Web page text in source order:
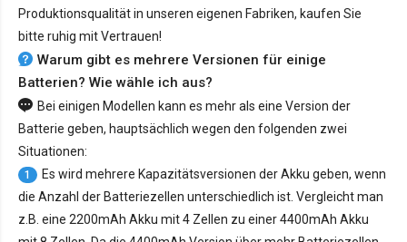
Produktionsqualität in unseren eigenen Fabriken, kaufen Sie
bitte ruhig mit Vertrauen!
Warum gibt es mehrere Versionen für einige
Batterien? Wie wähle ich aus?
Bei einigen Modellen kann es mehr als eine Version der
Batterie geben, hauptsächlich wegen den folgenden zwei
Situationen:
1
Es wird mehrere Kapazitätsversionen der Akku geben, wenn
die Anzahl der Batteriezellen unterschiedlich ist. Vergleicht man
z.B. eine 2200mAh Akku mit 4 Zellen zu einer 4400mAh Akku